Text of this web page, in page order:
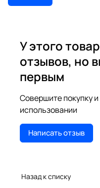
У этого
отзывов, но
первым
Совершите покупку
использовании
Написать отзыв
Назад к списку